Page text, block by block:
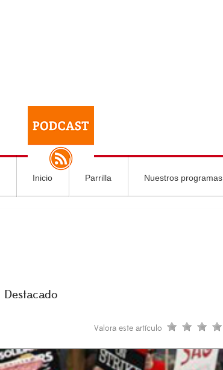
Inicio Parrilla Nuestros programas
Destacado
Valora este artículo